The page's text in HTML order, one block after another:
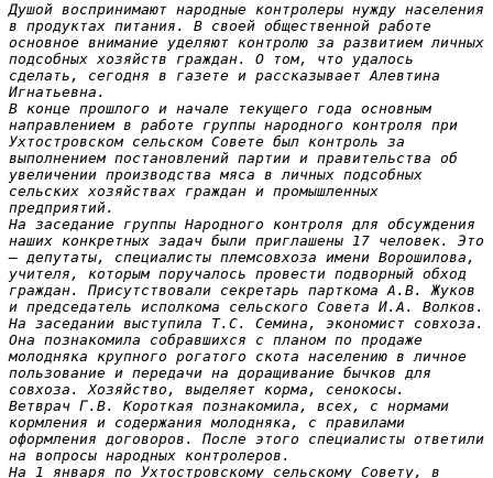
Душой воспринимают народные контролеры нужду населения
в продуктах питания. В своей общественной работе
основное внимание уделяют контролю за развитием личных
подсобных хозяйств граждан. О том, что удалось
сделать, сегодня в газете и рассказывает Алевтина
Игнатьевна.
В конце прошлого и начале текущего года основным
направлением в работе группы народного контроля при
Ухтостровском сельском Совете был контроль за
выполнением постановлений партии и правительства об
увеличении производства мяса в личных подсобных
сельских хозяйствах граждан и промышленных
предприятий.
На заседание группы Народного контроля для обсуждения
наших конкретных задач были приглашены 17 человек. Это
— депутаты, специалисты племсовхоза имени Ворошилова,
учителя, которым поручалось провести подворный обход
граждан. Присутствовали секретарь парткома А.В. Жуков
и председатель исполкома сельского Совета И.А. Волков.
На заседании выступила Т.С. Семина, экономист совхоза.
Она познакомила собравшихся с планом по продаже
молодняка крупного рогатого скота населению в личное
пользование и передачи на доращивание бычков для
совхоза. Хозяйство, выделяет корма, сенокосы.
Ветврач Г.В. Короткая познакомила, всех, с нормами
кормления и содержания молодняка, с правилами
оформления договоров. После этого специалисты ответили
на вопросы народных контролеров.
На 1 января по Ухтостровскому сельскому Совету, в